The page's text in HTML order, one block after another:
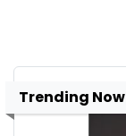
Trending Now